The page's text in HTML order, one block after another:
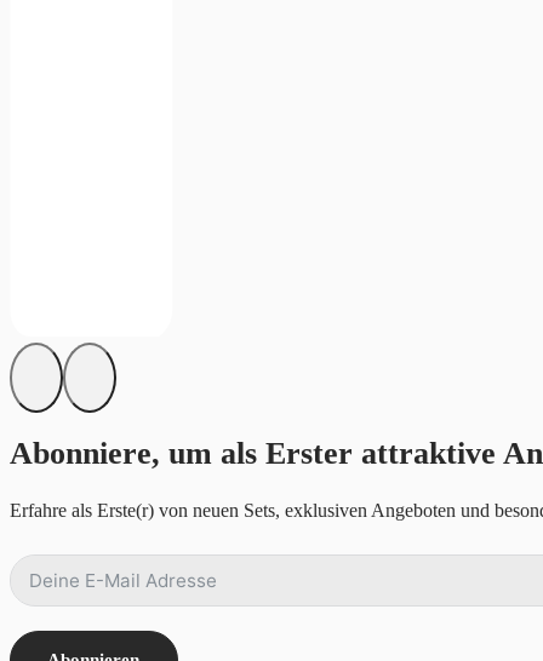
Abonniere, um als Erster attraktive
Erfahre als Erste(r) von neuen Sets, exklusiven Angeboten und